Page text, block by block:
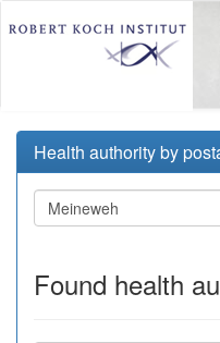
Health authority by
Found health